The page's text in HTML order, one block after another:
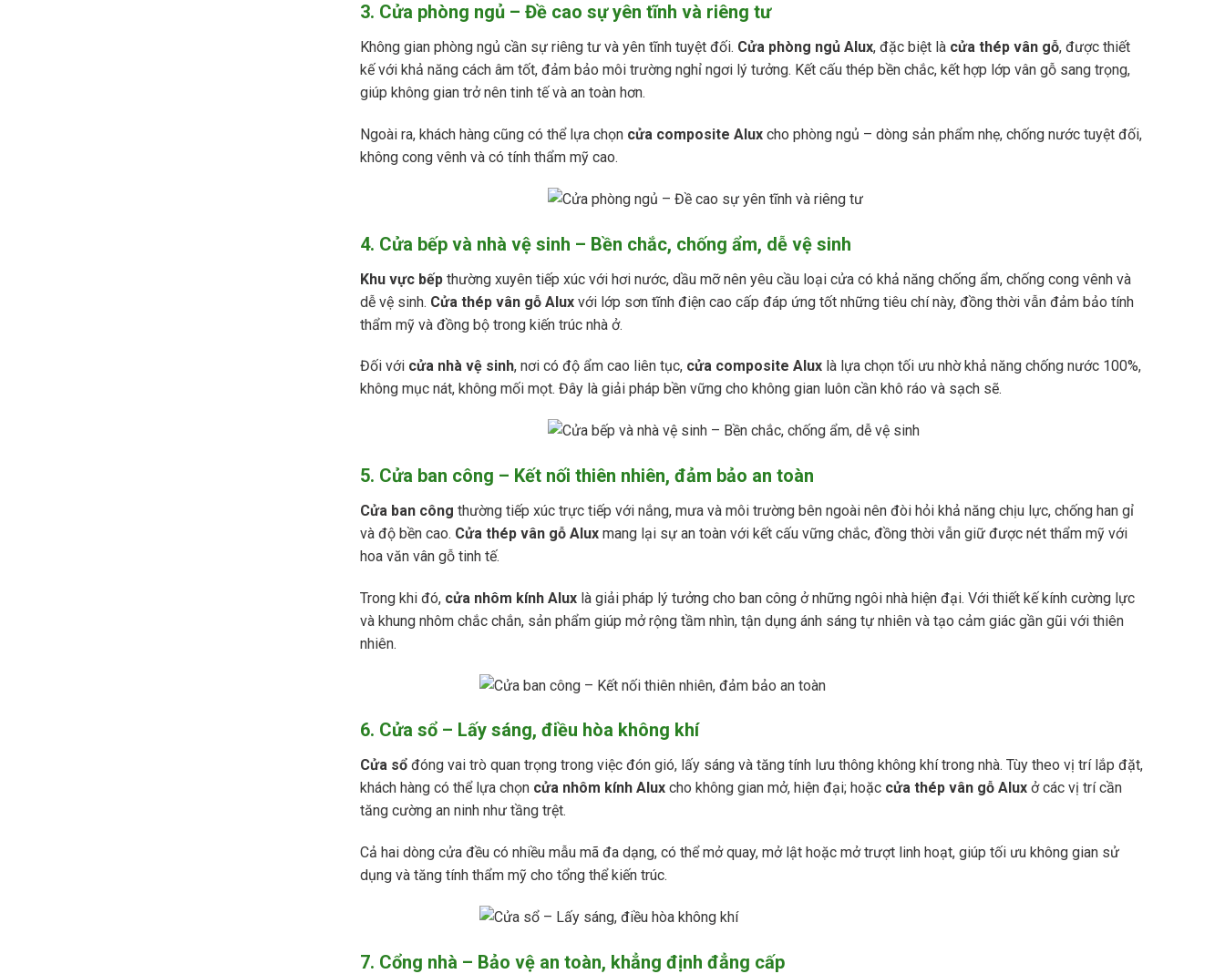
3. Cửa phòng ngủ – Đề cao sự yên tĩnh và riêng tư
Không gian phòng ngủ cần sự riêng tư và yên tĩnh tuyệt đối. Cửa phòng ngủ Alux, đặc biệt là cửa thép vân gỗ, được thiết
kế với khả năng cách âm tốt, đảm bảo môi trường nghỉ ngơi lý tưởng. Kết cấu thép bền chắc, kết hợp lớp vân gỗ sang trọng,
giúp không gian trở nên tinh tế và an toàn hơn.
Ngoài ra, khách hàng cũng có thể lựa chọn cửa composite Aluxcho phòng ngủ – dòng sản phẩm nhẹ, chống nước tuyệt đối,
không cong vênh và có tính thẩm mỹ cao.
4. Cửa bếp và nhà vệ sinh – Bền chắc, chống ẩm, dễ vệ sinh
Khu vực bếpthường xuyên tiếp xúc với hơi nước, dầu mỡ nên yêu cầu loại cửa có khả năng chống ẩm, chống cong vênh và
dễ vệ sinh. Cửa thép vân gỗ Aluxvới lớp sơn tĩnh điện cao cấp đáp ứng tốt những tiêu chí này, đồng thời vẫn đảm bảo tính
thẩm mỹ và đồng bộ trong kiến trúc nhà ở.
Đối với cửa nhà vệ sinh, nơi có độ ẩm cao liên tục, cửa composite Aluxlà lựa chọn tối ưu nhờ khả năng chống nước 100%,
không mục nát, không mối mọt. Đây là giải pháp bền vững cho không gian luôn cần khô ráo và sạch sẽ.
5. Cửa ban công – Kết nối thiên nhiên, đảm bảo an toàn
Cửa ban công thường tiếp xúc trực tiếp với nắng, mưa và môi trường bên ngoài nên đòi hỏi khả năng chịu lực, chống han gỉ
và độ bền cao. Cửa thép vân gỗ Aluxmang lại sự an toàn với kết cấu vững chắc, đồng thời vẫn giữ được nét thẩm mỹ với
hoa văn vân gỗ tinh tế.
Trong khi đó, cửa nhôm kính Aluxlà giải pháp lý tưởng cho ban công ở những ngôi nhà hiện đại. Với thiết kế kính cường lực
và khung nhôm chắc chắn, sản phẩm giúp mở rộng tầm nhìn, tận dụng ánh sáng tự nhiên và tạo cảm giác gần gũi với thiên
nhiên.
6. Cửa sổ – Lấy sáng, điều hòa không khí
Cửa sổđóng vai trò quan trọng trong việc đón gió, lấy sáng và tăng tính lưu thông không khí trong nhà. Tùy theo vị trí lắp đặt,
khách hàng có thể lựa chọn cửa nhôm kính Aluxcho không gian mở, hiện đại; hoặc cửa thép vân gỗ Aluxở các vị trí cần
tăng cường an ninh như tầng trệt.
Cả hai dòng cửa đều có nhiều mẫu mã đa dạng, có thể mở quay, mở lật hoặc mở trượt linh hoạt, giúp tối ưu không gian sử
dụng và tăng tính thẩm mỹ cho tổng thể kiến trúc.
7. Cổng nhà – Bảo vệ an toàn, khẳng định đẳng cấp